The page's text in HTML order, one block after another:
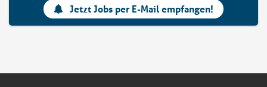
Jetzt Jobs per E-Mail empfangen!